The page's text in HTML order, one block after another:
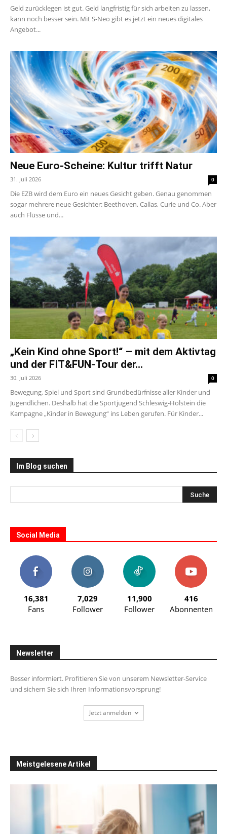
Geld zurücklegen ist gut. Geld langfristig für sich arbeiten zu lassen,
kann noch besser sein. Mit S-Neo gibt es jetzt ein neues digitales
Angebot...
Neue Euro-Scheine: Kultur trifft Natur
31. Juli 2026 0
Die EZB wird dem Euro ein neues Gesicht geben. Genau genommen
sogar mehrere neue Gesichter: Beethoven, Callas, Curie und Co. Aber
auch Flüsse und...
„Kein Kind ohne Sport!“ – mit dem Aktivtag
und der FIT&FUN-Tour der...
30. Juli 2026 0
Bewegung, Spiel und Sport sind Grundbedürfnisse aller Kinder und
Jugendlichen. Deshalb hat die Sportjugend Schleswig-Holstein die
Kampagne „Kinder in Bewegung“ ins Leben gerufen. Für Kinder...
Im Blog suchen
Social Media
16,381
Fans
7,029
Follower
11,900
Follower
416
Abonnenten
Newsletter
Besser informiert. Profitieren Sie von unserem Newsletter-Service
und sichern Sie sich Ihren Informationsvorsprung!
Jetzt anmelden
Meistgelesene Artikel